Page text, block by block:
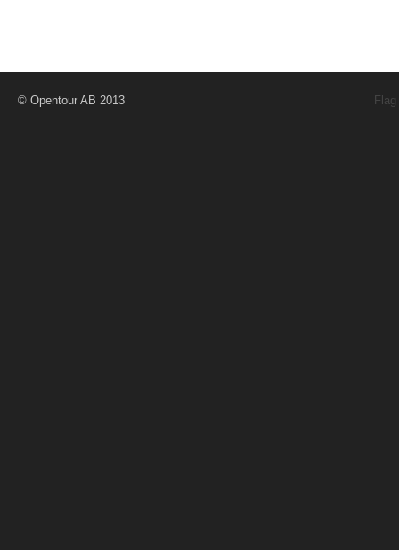
© Opentour AB 2013